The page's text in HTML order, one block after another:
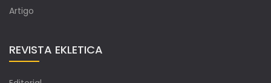
Artigo
REVISTA EKLETICA